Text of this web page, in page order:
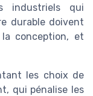
industriels qui
durable doivent
conception, et
les choix de
qui pénalise les